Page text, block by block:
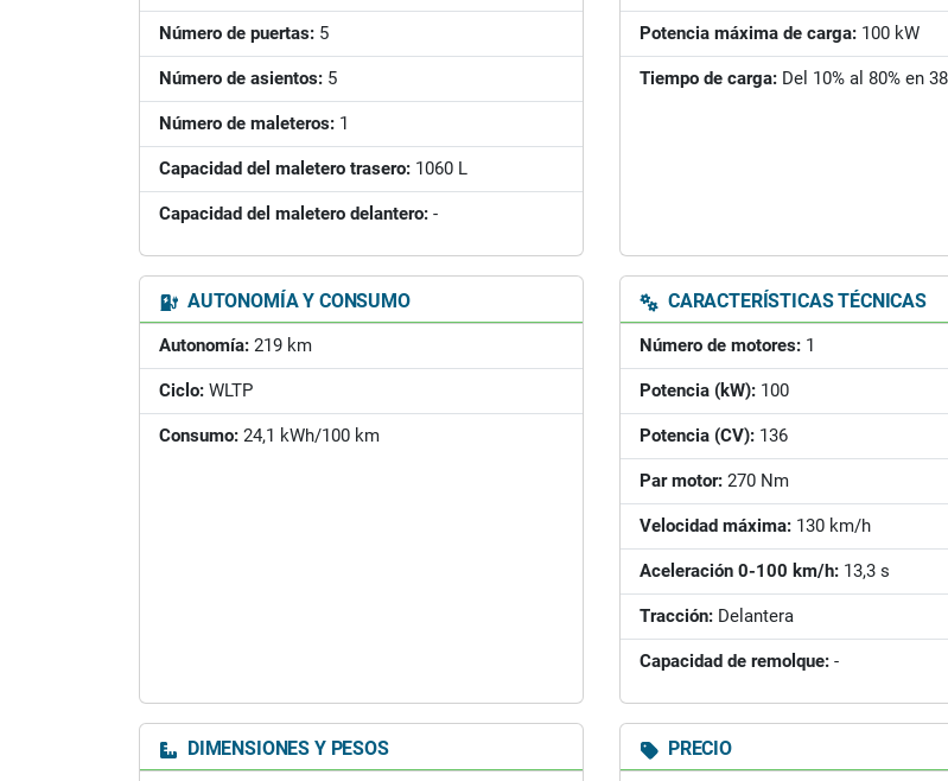
Número de puertas: 5
Número de asientos: 5
Número de maleteros: 1
Capacidad del maletero trasero: 1060 L
Capacidad del maletero delantero: -
Potencia máxima de carga: 100 kW
Tiempo de carga: Del 10% al 80% en
AUTONOMÍA Y CONSUMO
Autonomía: 219 km
Ciclo: WLTP
Consumo: 24,1 kWh/100 km
CARACTERÍSTICAS TÉCNICAS
Número de motores: 1
Potencia (kW): 100
Potencia (CV): 136
Par motor: 270 Nm
Velocidad máxima: 130 km/h
Aceleración 0-100 km/h: 13,3 s
Tracción: Delantera
Capacidad de remolque: -
DIMENSIONES Y PESOS PRECIO